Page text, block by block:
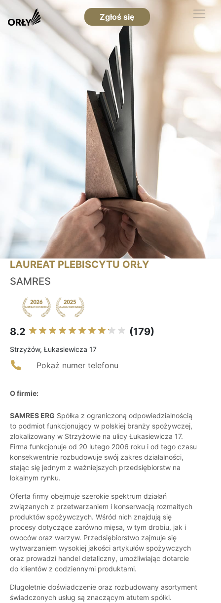
Zgłoś się
LAUREAT PLEBISCYTU ORŁY
SAMRES
8.2 (179)
Strzyżów, Łukasiewicza 17
Pokaż numer telefonu
O firmie:
SAMRES ERG Spółka z ograniczoną odpowiedzialnością
to podmiot funkcjonujący w polskiej branży spożywczej,
zlokalizowany w Strzyżowie na ulicy Łukasiewicza 17.
Firma funkcjonuje od 20 lutego 2006 roku i od tego czasu
konsekwentnie rozbudowuje swój zakres działalności,
stając się jednym z ważniejszych przedsiębiorstw na
lokalnym rynku.
Oferta firmy obejmuje szerokie spektrum działań
związanych z przetwarzaniem i konserwacją rozmaitych
produktów spożywczych. Wśród nich znajdują się
procesy dotyczące zarówno mięsa, w tym drobiu, jak i
owoców oraz warzyw. Przedsiębiorstwo zajmuje się
wytwarzaniem wysokiej jakości artykułów spożywczych
oraz prowadzi handel detaliczny, umożliwiając dotarcie
do klientów z codziennymi produktami.
Długoletnie doświadczenie oraz rozbudowany asortyment
świadczonych usług są znaczącym atutem spółki.